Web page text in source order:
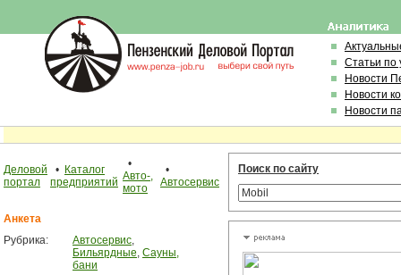
Статьи по
Новости
Новости
Новости
Деловой
портал
• Каталог
предприятий
•
Авто-,
мото
•
Автосервис
Анкета
Рубрика:
Автосервис,
Бильярдные, Сауны,
бани
Поиск по сайту